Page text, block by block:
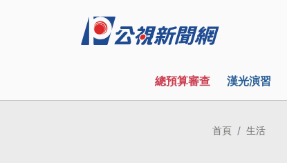
總預算審查 漢光演習
首頁 生活